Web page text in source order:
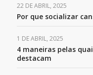
22 DE ABRIL, 2025
Por que socializar
1 DE ABRIL, 2025
4 maneiras pelas
destacam